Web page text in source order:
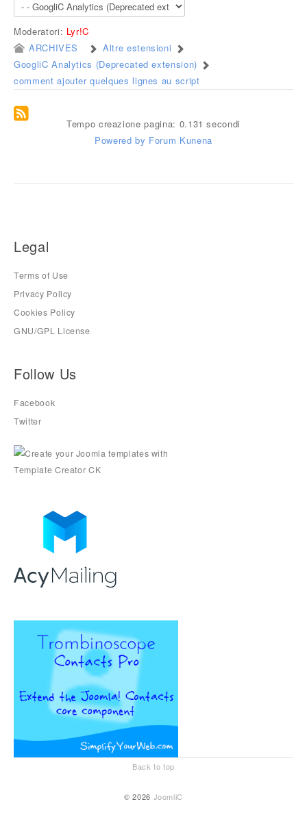
Moderatori: Lyr!C
ARCHIVES
Altre estensioni
GoogliC Analytics (Deprecated extension)
comment ajouter quelques lignes au script
Tempo creazione pagina: 0.131 secondi
Powered by Forum Kunena
Legal
Terms of Use
Privacy Policy
Cookies Policy
GNU/GPL License
Follow Us
Facebook
Twitter
Back to top
© 2026 JoomliC